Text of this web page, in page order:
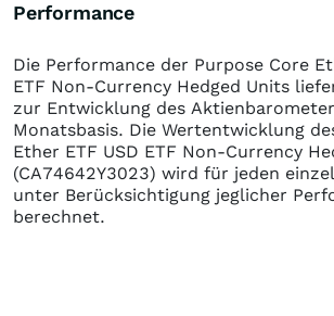
Performance
Die Performance der Purpose Core
ETF Non-Currency Hedged Units
zur Entwicklung des
Monatsbasis. Die Wertentwicklung
Ether ETF USD ETF Non-Currency
(CA74642Y3023) wird für jeden
unter Berücksichtigung jeglicher
berechnet.